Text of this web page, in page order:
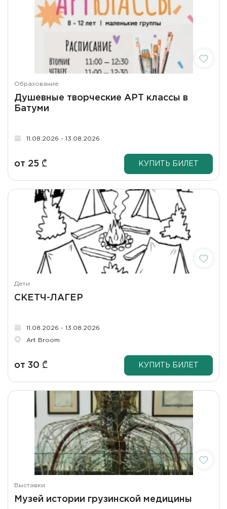
Образование
Душевные творческие АРТ классы в
Батуми
11.08.2026 - 13.08.2026
от 25 ₾ КУПИТЬ БИЛЕТ
Дети
СКЕТЧ-ЛАГЕР
11.08.2026 - 13.08.2026
Art Broom
от 30 ₾ КУПИТЬ БИЛЕТ
Выставки
Музей истории грузинской медицины